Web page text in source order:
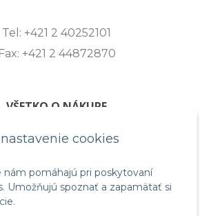
cookies
nám pomáhajú pri poskytovaní
Umožňujú spoznať a zapamätať si
Tel: +421 2 40252101
+421 2 44872870
VŠETKO O NÁKUPE
ZASLANIE OTÁZKY
PODMIENKY
PORIADOK